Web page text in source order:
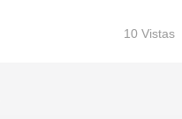
10 Vistas